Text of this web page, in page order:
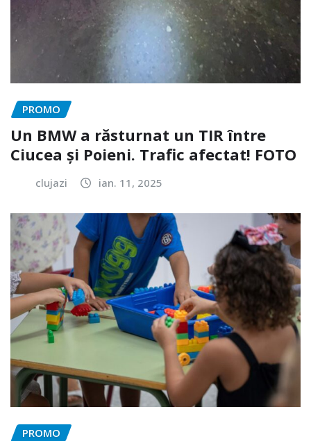
PROMO
Un BMW a răsturnat un TIR între
Ciucea și Poieni. Trafic afectat! FOTO
clujazi ian. 11, 2025
PROMO